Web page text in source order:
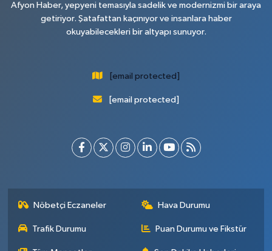
Afyon Haber, yepyeni temasıyla sadelik ve modernizmi bir araya
getiriyor. Şatafattan kaçınıyor ve insanlara haber
okuyabilecekleri bir altyapı sunuyor.
[email protected]
[email protected]
Nöbetçi Eczaneler Hava Durumu
Trafik Durumu Puan Durumu ve Fikstür